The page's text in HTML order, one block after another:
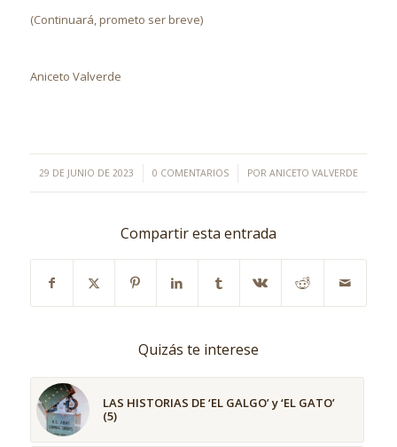
(Continuará, prometo ser breve)
Aniceto Valverde
29 DE JUNIO DE 2023
/ 0 COMENTARIOS
/ POR ANICETO VALVERDE
Compartir esta entrada
Quizás te interese
LAS HISTORIAS DE ‘EL GALGO’ y ‘EL GATO’
(5)